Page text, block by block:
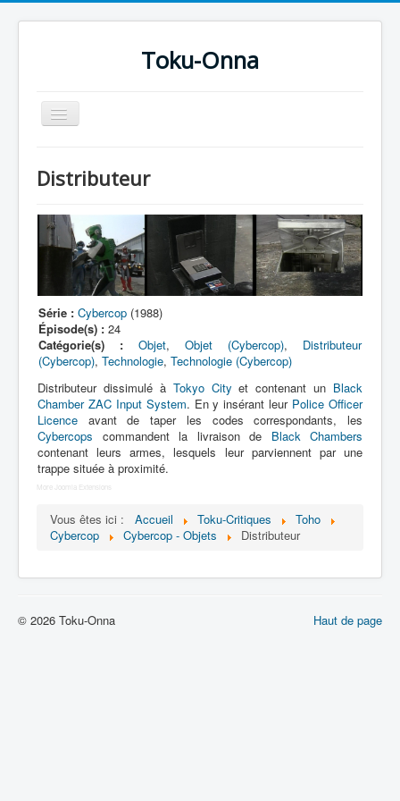
Toku-Onna
Basculer
la
Toku-Actrices
Toku-Critiques
Séries
Films
COSAA
Dessins
Artiste Asperger
Lexique
Dennô keisatsu Cybercop (電脳 警
察 サイバーコップ) = Police
cerveau électronique Cybercop
Série
Mechas
Distributeur
Série : Cybercop (1988)
Épisode(s) : 24
Catégorie(s) :
Objet, Objet (Cybercop), Distributeur
(Cybercop), Technologie, Technologie (Cybercop)
Distributeur dissimulé à Tokyo City et contenant un Black
Chamber ZAC Input System. En y insérant leur Police Officer
Licence avant de taper les codes correspondants, les
Cybercops commandent la livraison de Black Chambers
contenant leurs armes, lesquels leur parviennent par une
trappe située à proximité.
More Joomla Extensions
Vous êtes ici : Accueil Toku-Critiques
Toho
Cybercop
Cybercop - Objets Distributeur
Haut de page
© 2026 Toku-Onna